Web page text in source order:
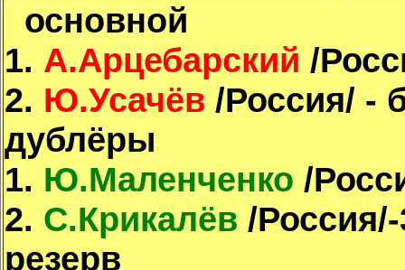
основной
1. А.Арцебарский /
2. Ю.Усачёв /Россия/ -
дублёры
1. Ю.Маленченко /
2. С.Крикалёв /
резерв